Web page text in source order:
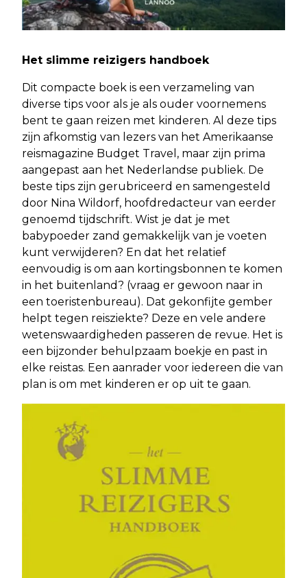
Het slimme reizigers handboek
Dit compacte boek is een verzameling van
diverse tips voor als je als ouder voornemens
bent te gaan reizen met kinderen. Al deze tips
zijn afkomstig van lezers van het Amerikaanse
reismagazine Budget Travel, maar zijn prima
aangepast aan het Nederlandse publiek. De
beste tips zijn gerubriceerd en samengesteld
door Nina Wildorf, hoofdredacteur van eerder
genoemd tijdschrift. Wist je dat je met
babypoeder zand gemakkelijk van je voeten
kunt verwijderen? En dat het relatief
eenvoudig is om aan kortingsbonnen te komen
in het buitenland? (vraag er gewoon naar in
een toeristenbureau). Dat gekonfijte gember
helpt tegen reisziekte? Deze en vele andere
wetenswaardigheden passeren de revue. Het is
een bijzonder behulpzaam boekje en past in
elke reistas. Een aanrader voor iedereen die van
plan is om met kinderen er op uit te gaan.